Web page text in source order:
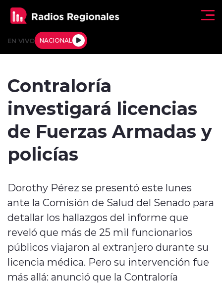
EN VIVO NACIONAL
Tendencias
Deportes
Regiones al Aire
Entrevistas
Contraloría
investigará licencias
de Fuerzas Armadas y
policías
Dorothy Pérez se presentó este lunes
ante la Comisión de Salud del Senado para
detallar los hallazgos del informe que
reveló que más de 25 mil funcionarios
públicos viajaron al extranjero durante su
licencia médica. Pero su intervención fue
más allá: anunció que la Contraloría